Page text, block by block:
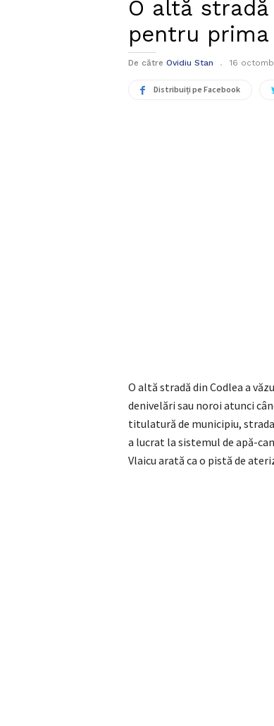
O altă
pentru prima
De către Ovidiu Stan 16
Distribuiți pe Facebook
O altă stradă din Codlea a
denivelări sau noroi atunci
titulatură de municipiu,
a lucrat la sistemul de apă-
Vlaicu arată ca o pistă de